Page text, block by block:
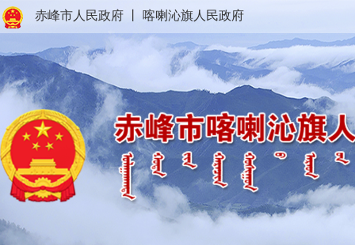
赤峰市人民政府 喀喇沁旗人民政府